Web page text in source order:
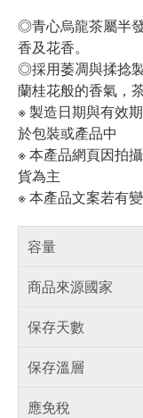
◎青心烏龍茶屬半
香及花香。
◎採用萎凋與揉捻
蘭桂花般的香氣，
※ 製造日期與有效
於包裝或產品中
※ 本產品網頁因拍
貨為主
※ 本產品文案若有
容量
商品來源國家
保存天數
保存溫層
應免稅